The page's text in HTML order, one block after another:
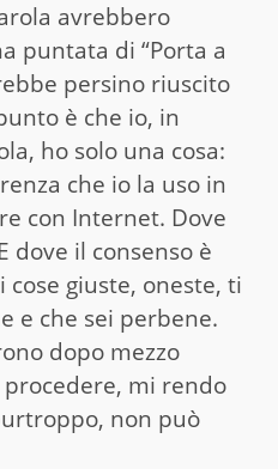
avrebbero
puntata di “Porta a
persino riuscito
è che io, in
ho solo una cosa:
che io la uso in
con Internet. Dove
dove il consenso è
giuste, oneste, ti
e che sei perbene.
dopo mezzo
mi rendo
non può